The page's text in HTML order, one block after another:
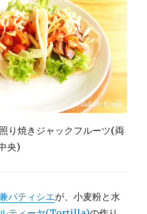
り焼きジャックフルーツ(両
央)
パティシエが、小麦粉と水